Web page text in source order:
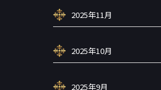
2025年11月
2025年10月
2025年9月